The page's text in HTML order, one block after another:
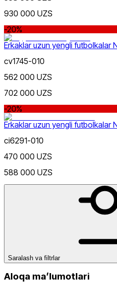
Nike Tashkent Amir Temur
Nike Tashkent City Mall
Faqat onlayn (yetkazib berish)
930 000 UZS
-20%
Erkaklar uzun yengli futbolkalar
cv1745-010
562 000 UZS
702 000 UZS
-20%
Erkaklar uzun yengli futbolkalar
ci6291-010
470 000 UZS
588 000 UZS
Saralash va filtrlar
Aloqa maʼlumotlari